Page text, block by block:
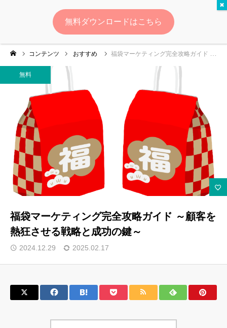
無料
コンテンツ おすすめ 福袋マーケティング完全攻略ガイド ～顧客を熱狂させる戦略と成功の鍵～
無料
福袋マーケティング完全攻略ガイド ～顧客を
熱狂させる戦略と成功の鍵～
2024.12.29 2025.02.17
ログイン 会員登録
ゆいマーケとは？
実績・お客様の声
無料診断
イベント・セミナー情報
コンテンツ
LINEお友達登録
スポンサー登録
サロン会員登録
ログイン
無料ダウンロードはこちら